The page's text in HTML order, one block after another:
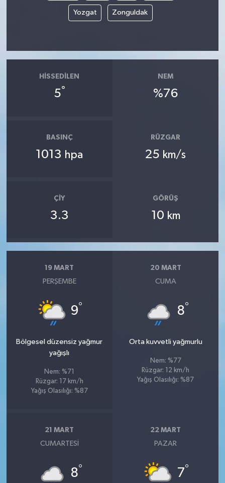
Yozgat Zonguldak
HISSEDILEN
5°
NEM
%76
BASINÇ
1013 hpa
RÜZGAR
25 km/s
ÇIY
3.3
GÖRÜŞ
10 km
19 MART
PERŞEMBE
9°
Bölgesel düzensiz yağmur
yağışlı
Nem: %71
Rüzgar: 17 km/h
Yağış Olasılığı: %87
20 MART
CUMA
8°
Orta kuvvetli yağmurlu
Nem: %77
Rüzgar: 12 km/h
Yağış Olasılığı: %87
21 MART
CUMARTESI
8°
22 MART
PAZAR
7°